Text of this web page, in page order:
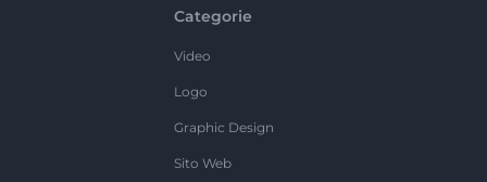
Categorie
Video
Logo
Graphic Design
Sito Web